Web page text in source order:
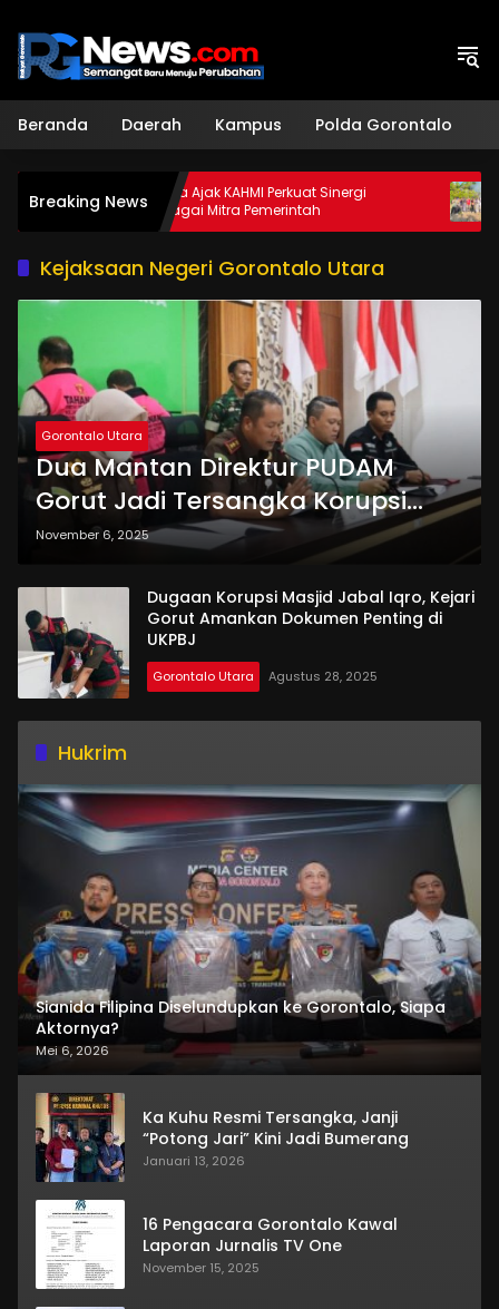
konten
Beranda Daerah Kampus Polda Gorontalo
Breaking NewsSekda Ajak KAHMI Perkuat Sinergi
Sebagai Mitra Pemerintah
Apotek
Kejaksaan Negeri Gorontalo Utara
Gorontalo Utara
Dua Mantan Direktur PUDAM
Gorut Jadi Tersangka Korupsi
Penyertaan Modal
November 6, 2025
Dugaan Korupsi Masjid Jabal Iqro, Kejari
Gorut Amankan Dokumen Penting di
UKPBJ
Gorontalo Utara Agustus 28, 2025
Hukrim
Sianida Filipina Diselundupkan ke Gorontalo, Siapa
Aktornya?
Mei 6, 2026
Ka Kuhu Resmi Tersangka, Janji
“Potong Jari” Kini Jadi Bumerang
Januari 13, 2026
16 Pengacara Gorontalo Kawal
Laporan Jurnalis TV One
November 15, 2025